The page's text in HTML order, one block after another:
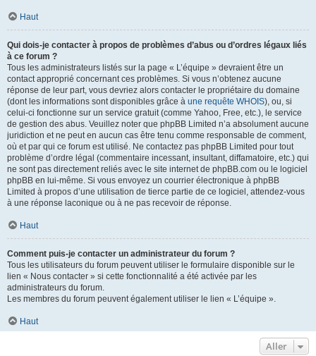
Haut
Qui dois-je contacter à propos de problèmes d’abus ou d’ordres légaux liés
à ce forum ?
Tous les administrateurs listés sur la page « L’équipe » devraient être un
contact approprié concernant ces problèmes. Si vous n’obtenez aucune
réponse de leur part, vous devriez alors contacter le propriétaire du domaine
(dont les informations sont disponibles grâce à une requête WHOIS), ou, si
celui-ci fonctionne sur un service gratuit (comme Yahoo, Free, etc.), le service
de gestion des abus. Veuillez noter que phpBB Limited n’a absolument aucune
juridiction et ne peut en aucun cas être tenu comme responsable de comment,
où et par qui ce forum est utilisé. Ne contactez pas phpBB Limited pour tout
problème d’ordre légal (commentaire incessant, insultant, diffamatoire, etc.) qui
ne sont pas directement reliés avec le site internet de phpBB.com ou le logiciel
phpBB en lui-même. Si vous envoyez un courrier électronique à phpBB
Limited à propos d’une utilisation de tierce partie de ce logiciel, attendez-vous
à une réponse laconique ou à ne pas recevoir de réponse.
Haut
Comment puis-je contacter un administrateur du forum ?
Tous les utilisateurs du forum peuvent utiliser le formulaire disponible sur le
lien « Nous contacter » si cette fonctionnalité a été activée par les
administrateurs du forum.
Les membres du forum peuvent également utiliser le lien « L’équipe ».
Haut
Aller